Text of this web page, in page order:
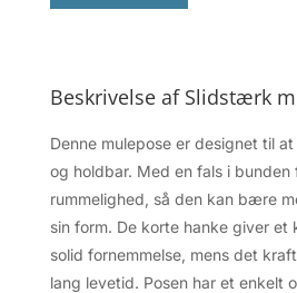
Beskrivelse af Slidstærk
Denne mulepose er designet til
og holdbar. Med en fals i bunden
rummelighed, så den kan bære
sin form. De korte hanke giver et
solid fornemmelse, mens det
lang levetid. Posen har et enkelt